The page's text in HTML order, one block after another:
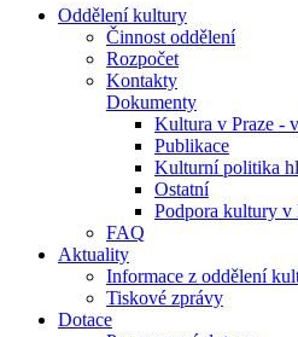
Oddělení kultury
Činnost oddělení
Rozpočet
Kontakty
Dokumenty
Kultura v Praze -
Publikace
Kulturní politika
Ostatní
Podpora kultury v
FAQ
Aktuality
Informace z oddělení
Tiskové zprávy
Dotace